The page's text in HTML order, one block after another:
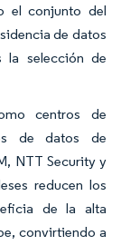
el conjunto del
de datos
la selección de
centros de
de datos de
NTT Security y
reducen los
de la alta
convirtiendo a